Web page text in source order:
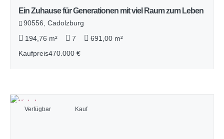
Ein Zuhause für Generationen mit viel Raum zum Leben
90556, Cadolzburg
194,76 m²
7
691,00 m²
Kaufpreis470.000 €
Verfügbar Kauf